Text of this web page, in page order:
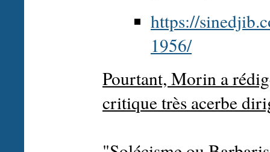
https://
1956/
Pourtant, Morin a
critique très acerbe